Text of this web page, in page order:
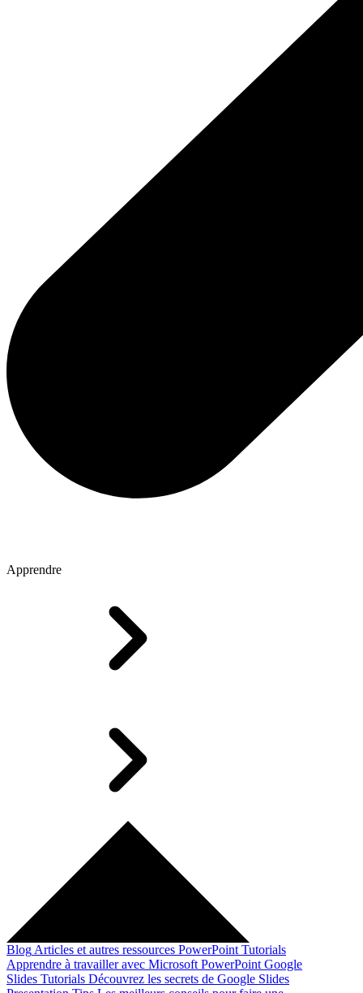
Apprendre
Blog Articles et autres ressources PowerPoint Tutorials
Apprendre à travailler avec Microsoft PowerPoint Google
Slides Tutorials Découvrez les secrets de Google Slides